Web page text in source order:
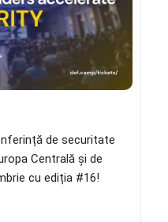
de securitate
Centrală și de
cu ediția #16!